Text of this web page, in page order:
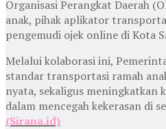
Organisasi Perangkat Daerah
anak, pihak aplikator
pengemudi ojek online di Kota
Melalui kolaborasi ini,
standar transportasi ramah
nyata, sekaligus meningkatkan
dalam mencegah kekerasan di
(Sirana.id)